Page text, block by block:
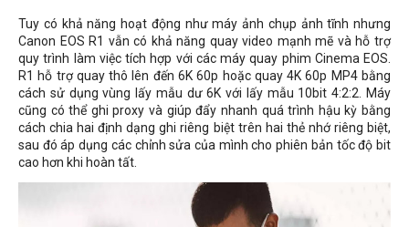
Tuy có khả năng hoạt động như máy ảnh chụp ảnh tĩnh nhưng
Canon EOS R1 vẫn có khả năng quay video mạnh mẽ và hỗ trợ
quy trình làm việc tích hợp với các máy quay phim Cinema EOS.
R1 hỗ trợ quay thô lên đến 6K 60p hoặc quay 4K 60p MP4 bằng
cách sử dụng vùng lấy mẫu dư 6K với lấy mẫu 10bit 4:2:2. Máy
cũng có thể ghi proxy và giúp đẩy nhanh quá trình hậu kỳ bằng
cách chia hai định dạng ghi riêng biệt trên hai thẻ nhớ riêng biệt,
sau đó áp dụng các chỉnh sửa của mình cho phiên bản tốc độ bit
cao hơn khi hoàn tất.